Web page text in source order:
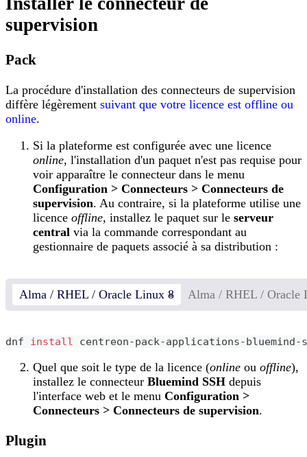
supervision
Pack
La procédure d'installation des connecteurs de supervision
diffère légèrement suivant que votre licence est offline ou
online.
Si la plateforme est configurée avec une licence
online, l'installation d'un paquet n'est pas requise pour
voir apparaître le connecteur dans le menu
Configuration > Connecteurs > Connecteurs de
supervision. Au contraire, si la plateforme utilise une
licence offline, installez le paquet sur le serveur
central via la commande correspondant au
gestionnaire de paquets associé à sa distribution :
Alma / RHEL / Oracle Linux 8 Alma / RHEL / Oracle
dnf install centreon-pack-applications-bluemind-
Quel que soit le type de la licence (online ou offline),
installez le connecteur Bluemind SSH depuis
l'interface web et le menu Configuration >
Connecteurs > Connecteurs de supervision.
Plugin